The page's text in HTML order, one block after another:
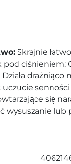
: Skrajnie
pod ciśnieniem:
drażniąco
uczucie
się
wysuszanie lub